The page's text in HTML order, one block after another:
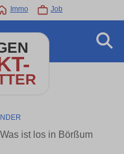
Immo Job
ist los in Börßum